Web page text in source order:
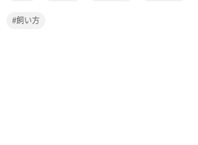
飼い方